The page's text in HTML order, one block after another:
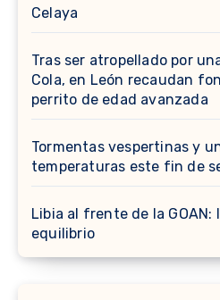
Celaya
Tras ser atropellado por
Cola, en León recaudan
perrito de edad avanzada
Tormentas vespertinas y
temperaturas este fin de
Libia al frente de la GOAN:
equilibrio